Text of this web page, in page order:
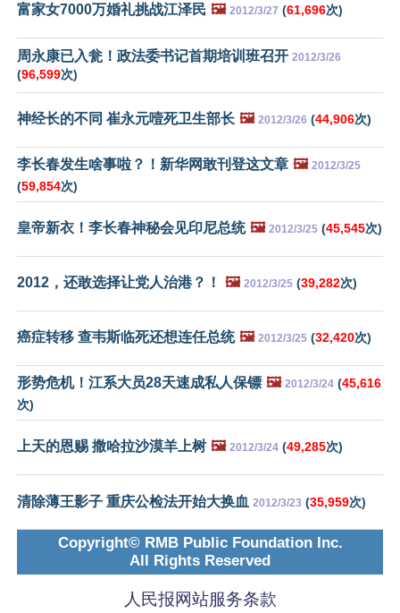
富家女7000万婚礼挑战江泽民 🖼️ 2012/3/27 (61,696次)
周永康已入瓮！政法委书记首期培训班召开 2012/3/26
(96,599次)
神经长的不同 崔永元噎死卫生部长 🖼️ 2012/3/26 (44,906次)
李长春发生啥事啦？！新华网敢刊登这文章 🖼️ 2012/3/25
(59,854次)
皇帝新衣！李长春神秘会见印尼总统 🖼️ 2012/3/25 (45,545次)
2012，还敢选择让党人治港？！ 🖼️ 2012/3/25 (39,282次)
癌症转移 查韦斯临死还想连任总统 🖼️ 2012/3/25 (32,420次)
形势危机！江系大员28天速成私人保镖 🖼️ 2012/3/24 (45,616
次)
上天的恩赐 撒哈拉沙漠羊上树 🖼️ 2012/3/24 (49,285次)
清除薄王影子 重庆公检法开始大换血 2012/3/23 (35,959次)
Copyright© RMB Public Foundation Inc.
All Rights Reserved
人民报网站服务条款